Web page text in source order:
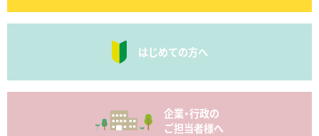
はじめての方へ
企業・行政の
ご担当者様へ